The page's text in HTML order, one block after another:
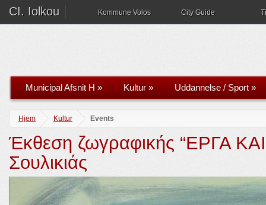
CI. Iolkou Kommune Volos City Guide
Municipal Afsnit H » Kultur » Uddannelse / Sport »
Hjem Kultur Events
Έκθεση ζωγραφικής “ΕΡΓΑ
Σουλικιάς